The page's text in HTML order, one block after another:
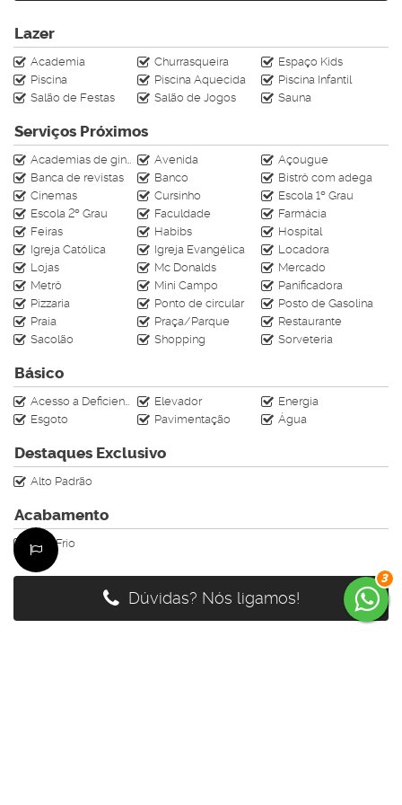
3
3 vagas de garagem privativa
A partir de R$ 2.430.000,00
O empreendimento Salão de festas, Sala de jogos,
Piscina, Academia, Terraço com varal para estender roupas,
Prédio com gerador de energia, Elevador adaptado para
cadeirante.
Entre em contato para saber mais informações
sobre esse imóvel:
(47) 99610-4009
Av. Central n°413 - Sala 06
Av. Brasil n°2636 - Sala 01
CRECI J-4728
Lazer
Academia Churrasqueira
Espaço Kids
Piscina
Piscina Aquecida
Piscina Infantil
Salão de Festas
Salão de Jogos Sauna
Serviços Próximos
Academias de ginástica Avenida
Açougue
Banca de revistas
Banco
Bistrô com adega
Cinemas
Cursinho
Escola 1º Grau
Escola 2º Grau
Faculdade
Farmácia
Feiras
Habibs
Hospital
Igreja Católica
Igreja Evangélica
Locadora
Lojas
Mc Donalds
Mercado
Metrô
Mini Campo
Panificadora
Pizzaria
Ponto de circular
Posto de Gasolina
Praia
Praça/Parque
Restaurante
Sacolão
Shopping Sorveteria
Básico
Acesso a Deficientes Elevador
Energia
Esgoto
Pavimentação Água
Destaques Exclusivo
Alto Padrão
Acabamento
Piso Frio
Dúvidas? Nós ligamos!